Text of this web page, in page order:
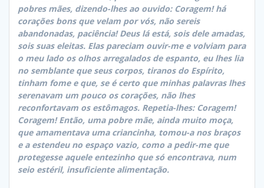
pobres mães, dizendo-lhes ao ouvido: Coragem! há
corações bons que velam por vós, não sereis
abandonadas, paciência! Deus lá está, sois dele amadas,
sois suas eleitas. Elas pareciam ouvir-me e volviam para
o meu lado os olhos arregalados de espanto, eu lhes lia
no semblante que seus corpos, tiranos do Espírito,
tinham fome e que, se é certo que minhas palavras lhes
serenavam um pouco os corações, não lhes
reconfortavam os estômagos. Repetia-lhes: Coragem!
Coragem! Então, uma pobre mãe, ainda muito moça,
que amamentava uma criancinha, tomou-a nos braços
e a estendeu no espaço vazio, como a pedir-me que
protegesse aquele entezinho que só encontrava, num
seio estéril, insuficiente alimentação.